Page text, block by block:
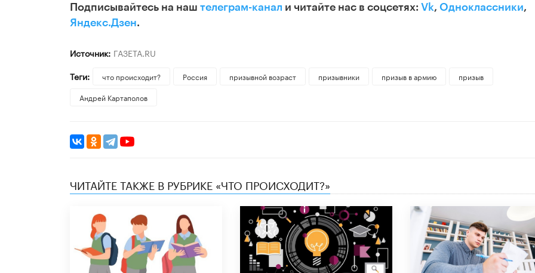
Подписывайтесь на наш телеграм-канал и читайте нас в соцсетях: Vk, Одноклассники,
Яндекс.Дзен.
Источник: ГАЗЕТА.RU
Теги:
что происходит? Россия призывной возраст призывники призыв в армию
призыв
Андрей Картаполов
ЧИТАЙТЕ ТАКЖЕ В РУБРИКЕ «ЧТО ПРОИСХОДИТ?»